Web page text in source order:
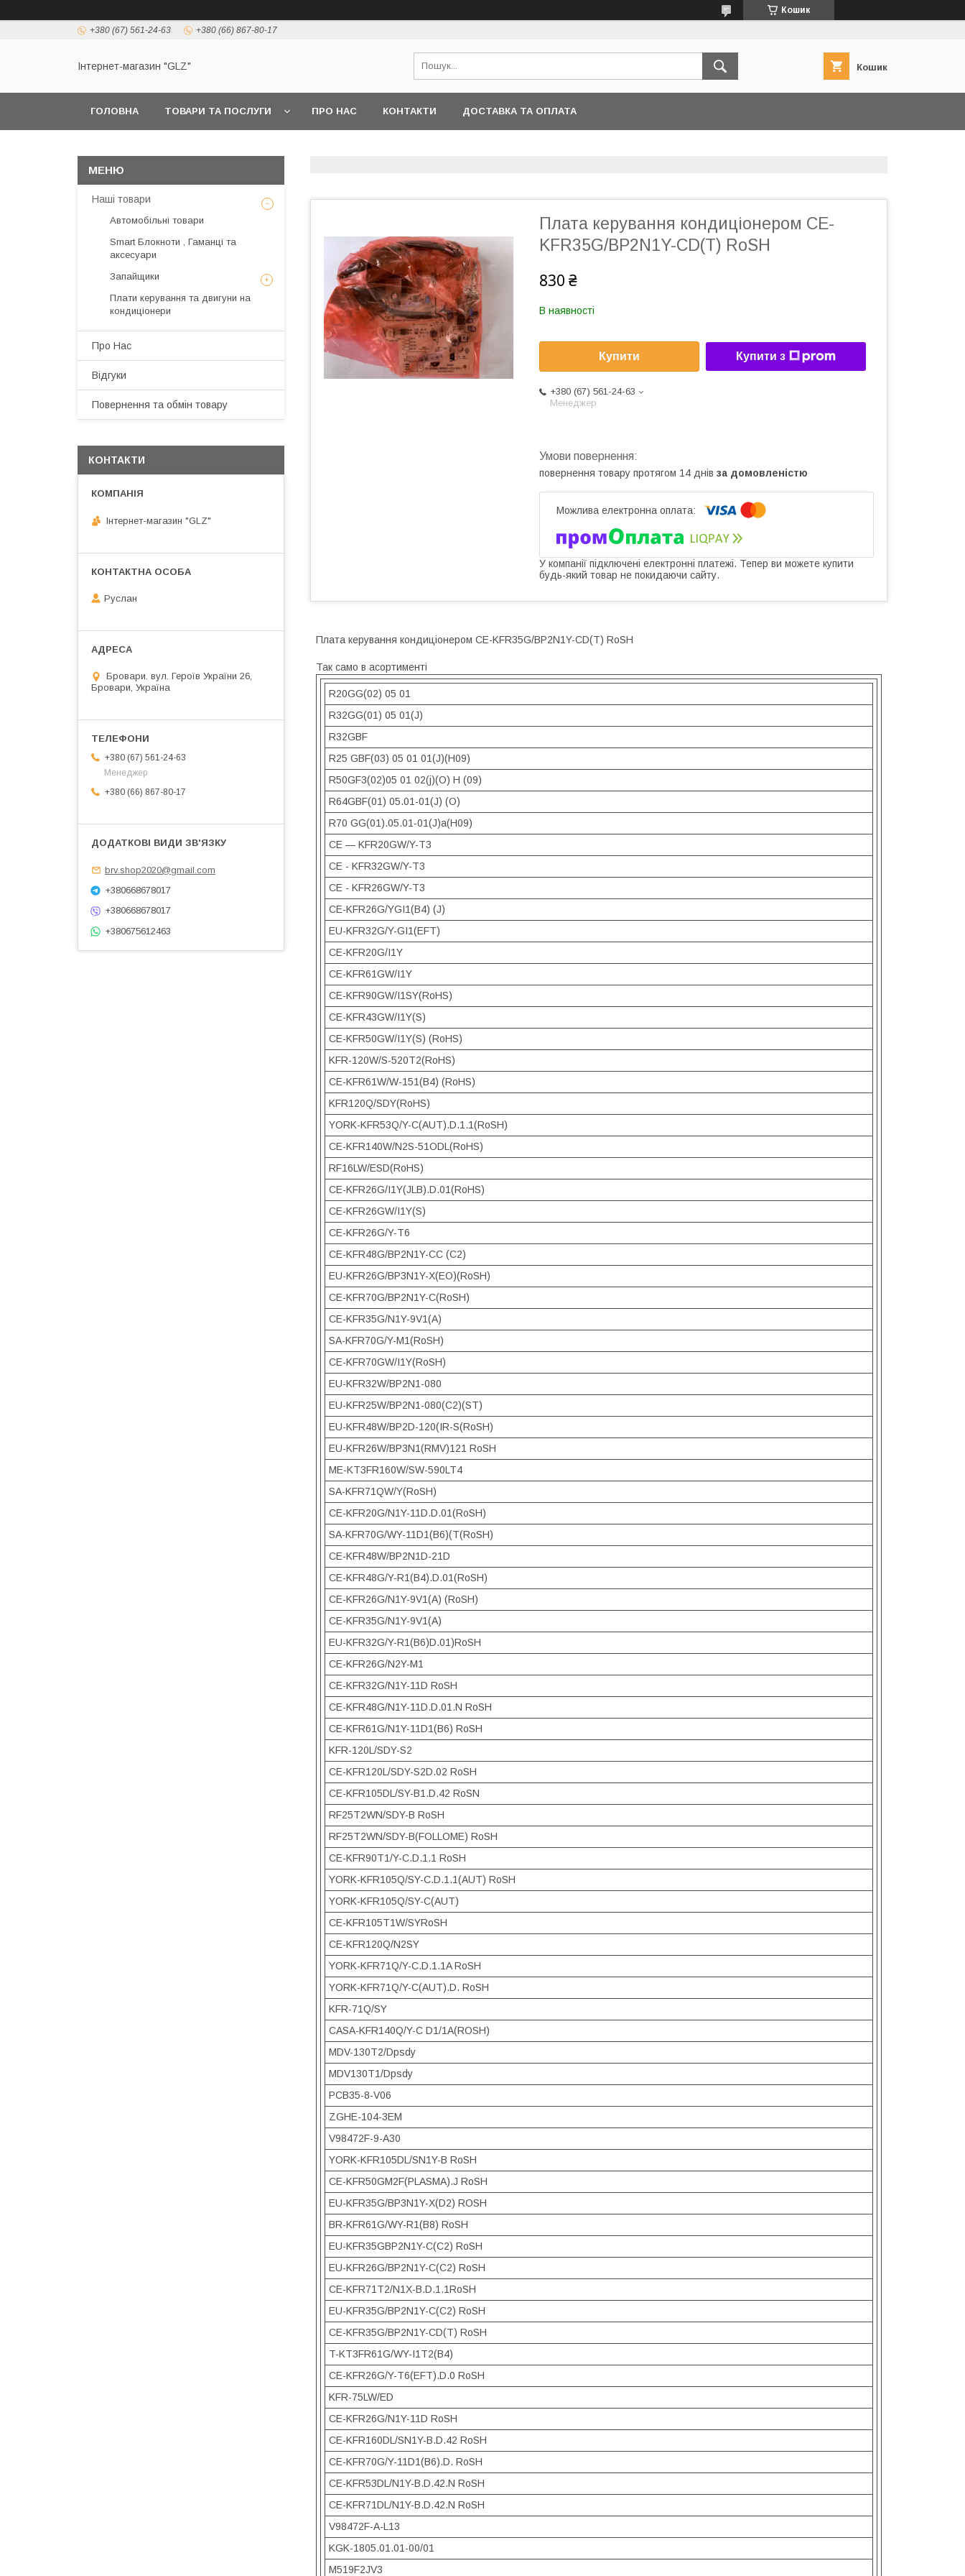
Кошик
+380 (67) 561-24-63 +380 (66) 867-80-17
Інтернет-магазин "GLZ" Кошик
ГОЛОВНА ТОВАРИ ТА ПОСЛУГИ ПРО НАС КОНТАКТИ ДОСТАВКА ТА ОПЛАТА
Плата керування кондиціонером CE-
KFR35G/BP2N1Y-CD(T) RoSH
830 ₴
В наявності
Купити Купити з
+380 (67) 561-24-63
Менеджер
повернення товару протягом 14 днів за домовленістю
У компанії підключені електронні платежі. Тепер ви можете купити
будь-який товар не покидаючи сайту.
Плата керування кондиціонером CE-KFR35G/BP2N1Y-CD(T) RoSH
Так само в асортименті
R20GG(02) 05 01
R32GG(01) 05 01(J)
R32GBF
R25 GBF(03) 05 01 01(J)(H09)
R50GF3(02)05 01 02(j)(O) H (09)
R64GBF(01) 05.01-01(J) (O)
R70 GG(01).05.01-01(J)a(H09)
CE — KFR20GW/Y-T3
CE - KFR32GW/Y-T3
CE - KFR26GW/Y-T3
CE-KFR26G/YGI1(B4) (J)
EU-KFR32G/Y-GI1(EFT)
CE-KFR20G/I1Y
CE-KFR61GW/I1Y
CE-KFR90GW/I1SY(RoHS)
CE-KFR43GW/I1Y(S)
CE-KFR50GW/I1Y(S) (RoHS)
KFR-120W/S-520T2(RoHS)
CE-KFR61W/W-151(B4) (RoHS)
KFR120Q/SDY(RoHS)
YORK-KFR53Q/Y-C(AUT).D.1.1(RoSH)
CE-KFR140W/N2S-51ODL(RoHS)
RF16LW/ESD(RoHS)
CE-KFR26G/I1Y(JLB).D.01(RoHS)
CE-KFR26GW/I1Y(S)
CE-KFR26G/Y-T6
CE-KFR48G/BP2N1Y-CC (C2)
EU-KFR26G/BP3N1Y-X(EO)(RoSH)
CE-KFR70G/BP2N1Y-C(RoSH)
CE-KFR35G/N1Y-9V1(A)
SA-KFR70G/Y-M1(RoSH)
CE-KFR70GW/I1Y(RoSH)
EU-KFR32W/BP2N1-080
EU-KFR25W/BP2N1-080(C2)(ST)
EU-KFR48W/BP2D-120(IR-S(RoSH)
EU-KFR26W/BP3N1(RMV)121 RoSH
ME-KT3FR160W/SW-590LT4
SA-KFR71QW/Y(RoSH)
CE-KFR20G/N1Y-11D.D.01(RoSH)
SA-KFR70G/WY-11D1(B6)(T(RoSH)
CE-KFR48W/BP2N1D-21D
CE-KFR48G/Y-R1(B4).D.01(RoSH)
CE-KFR26G/N1Y-9V1(A) (RoSH)
CE-KFR35G/N1Y-9V1(A)
EU-KFR32G/Y-R1(B6)D.01)RoSH
CE-KFR26G/N2Y-M1
CE-KFR32G/N1Y-11D RoSH
CE-KFR48G/N1Y-11D.D.01.N RoSH
CE-KFR61G/N1Y-11D1(B6) RoSH
KFR-120L/SDY-S2
CE-KFR120L/SDY-S2D.02 RoSH
CE-KFR105DL/SY-B1.D.42 RoSN
RF25T2WN/SDY-B RoSH
RF25T2WN/SDY-B(FOLLOME) RoSH
CE-KFR90T1/Y-C.D.1.1 RoSH
YORK-KFR105Q/SY-C.D.1.1(AUT) RoSH
YORK-KFR105Q/SY-C(AUT)
CE-KFR105T1W/SYRoSH
CE-KFR120Q/N2SY
YORK-KFR71Q/Y-C.D.1.1A RoSH
YORK-KFR71Q/Y-C(AUT).D. RoSH
KFR-71Q/SY
CASA-KFR140Q/Y-C D1/1A(ROSH)
MDV-130T2/Dpsdy
MDV130T1/Dpsdy
PCB35-8-V06
ZGHE-104-3EM
V98472F-9-A30
YORK-KFR105DL/SN1Y-B RoSH
CE-KFR50GM2F(PLASMA).J RoSH
EU-KFR35G/BP3N1Y-X(D2) ROSH
BR-KFR61G/WY-R1(B8) RoSH
EU-KFR35GBP2N1Y-C(C2) RoSH
EU-KFR26G/BP2N1Y-C(C2) RoSH
CE-KFR71T2/N1X-B.D.1.1RoSH
EU-KFR35G/BP2N1Y-C(C2) RoSH
CE-KFR35G/BP2N1Y-CD(T) RoSH
T-KT3FR61G/WY-I1T2(B4)
CE-KFR26G/Y-T6(EFT).D.0 RoSH
KFR-75LW/ED
CE-KFR26G/N1Y-11D RoSH
CE-KFR160DL/SN1Y-B.D.42 RoSH
CE-KFR70G/Y-11D1(B6).D. RoSH
CE-KFR53DL/N1Y-B.D.42.N RoSH
CE-KFR71DL/N1Y-B.D.42.N RoSH
V98472F-A-L13
KGK-1805.01.01-00/01
M519F2JV3
Наші товари
Автомобільні товари
Smart Блокноти , Гаманці та
аксесуари
Запайщики
Плати керування та двигуни на
кондиціонери
Про Нас
Відгуки
Повернення та обмін товару
КОНТАКТИ
Інтернет-магазин "GLZ"
Руслан
Бровари. вул. Героїв України 26,
Бровари, Україна
+380 (67) 561-24-63
Менеджер
+380 (66) 867-80-17
brv.shop2020@gmail.com
+380668678017
+380668678017
+380675612463